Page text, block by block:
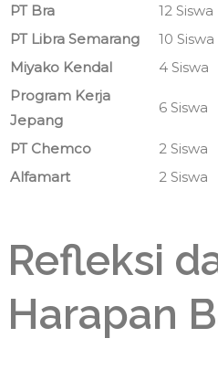
PT Bra
12 Siswa
PT Libra Semarang
10 Siswa
Miyako Kendal
4 Siswa
Program Kerja
Jepang
6 Siswa
PT Chemco 2 Siswa
Alfamart
2 Siswa
Refleksi
Harapan